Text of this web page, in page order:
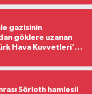
gazisinin
göklere uzanan
Hava Kuvvetleri’nin
Sörloth hamlesi!